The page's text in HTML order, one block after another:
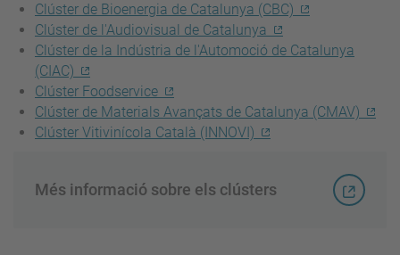
Clúster de Bioenergia de Catalunya (CBC)
Clúster de l'Audiovisual de Catalunya
Clúster de la Indústria de l'Automoció de Catalunya
(CIAC)
Clúster Foodservice
Clúster de Materials Avançats de Catalunya (CMAV)
Clúster Vitivinícola Català (INNOVI)
Més informació sobre els clústers